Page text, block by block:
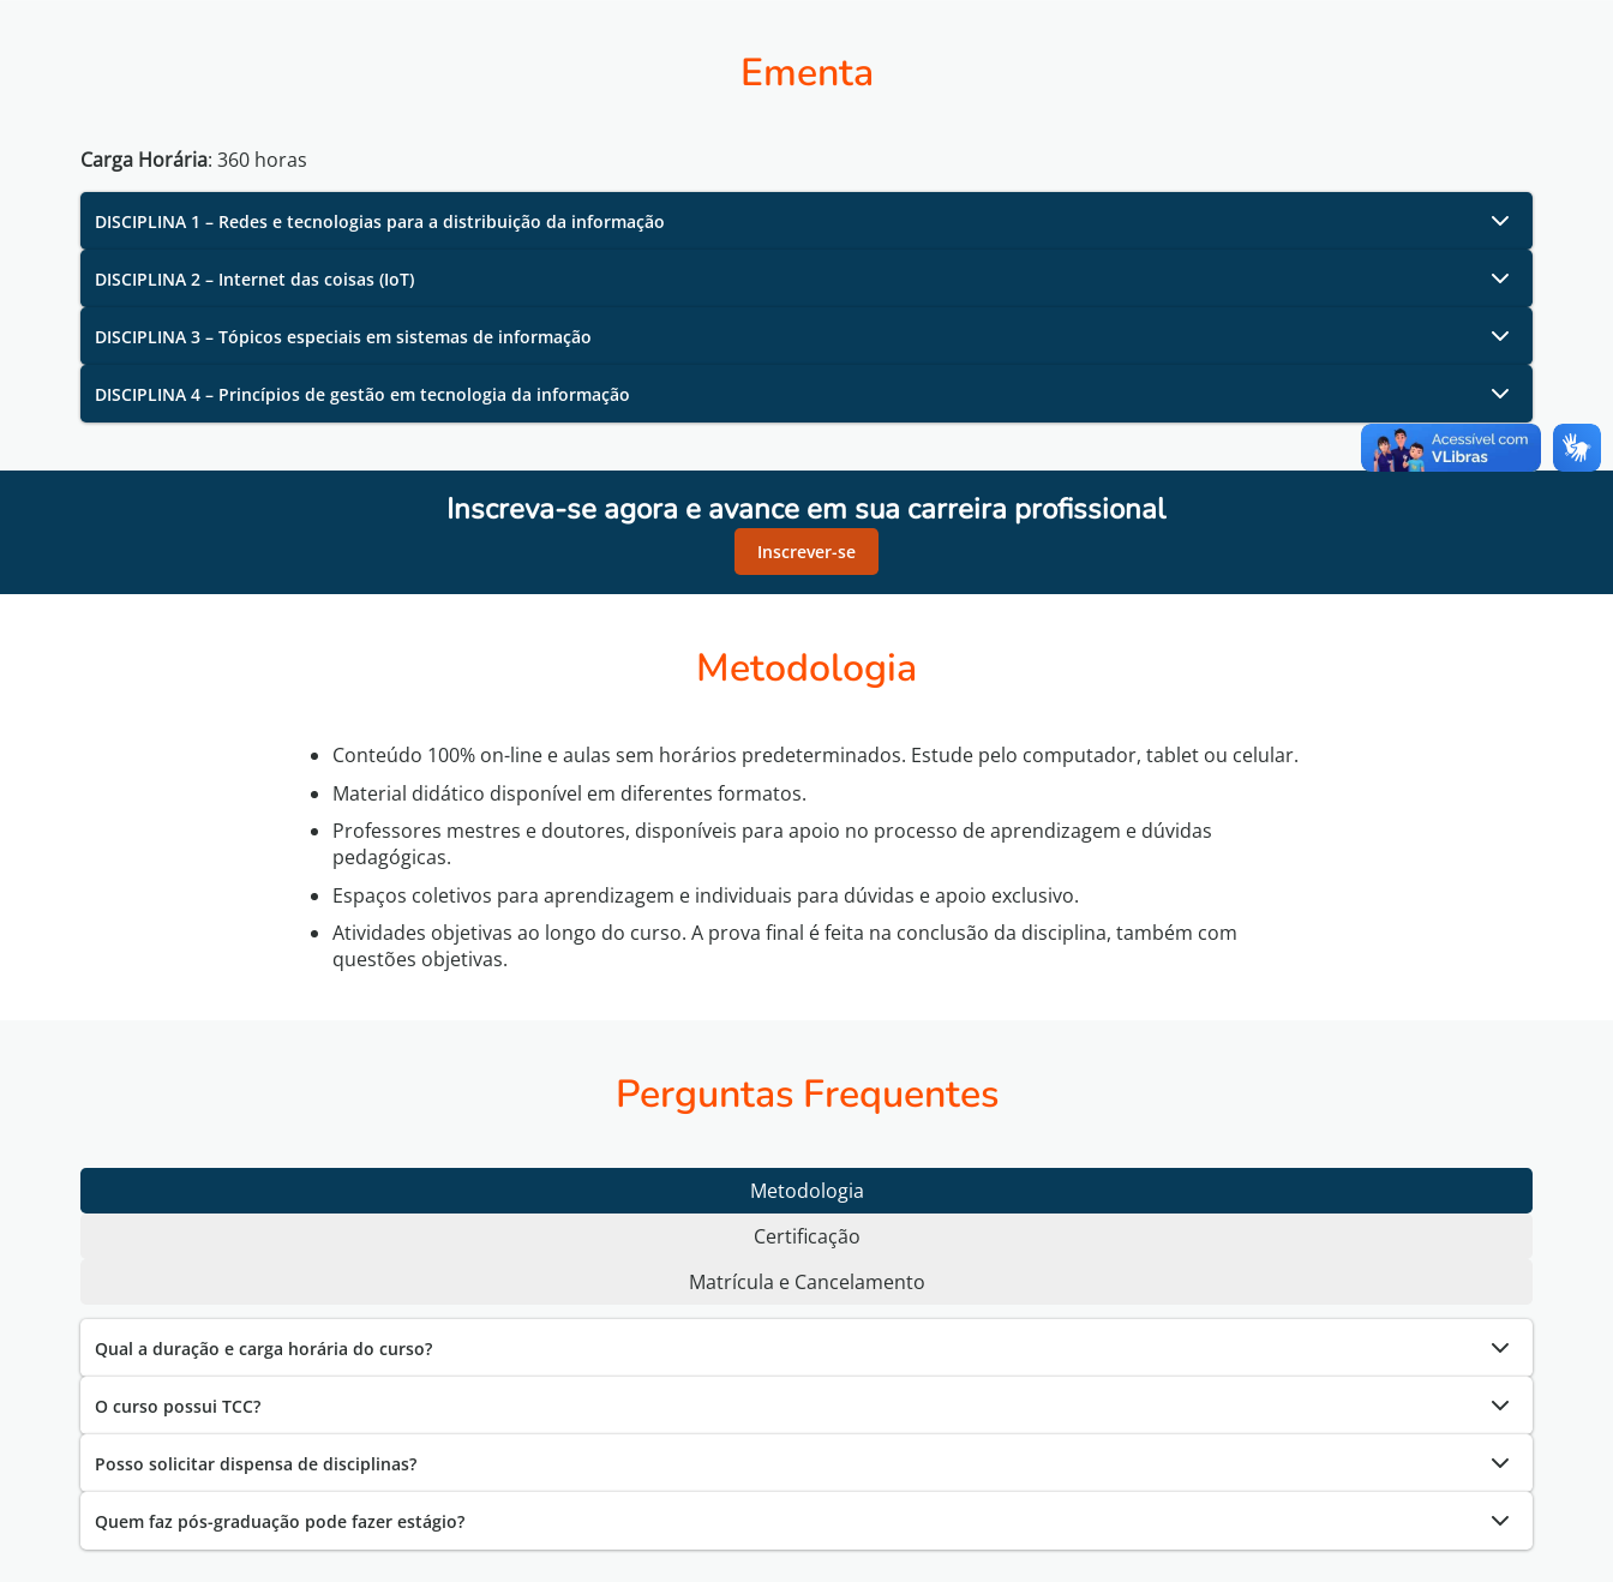
Ementa
Carga Horária:360 horas
DISCIPLINA 1 – Redes e tecnologias para a distribuição da informação
DISCIPLINA 2 – Internet das coisas (IoT)
DISCIPLINA 3 – Tópicos especiais em sistemas de informação
DISCIPLINA 4 – Princípios de gestão em tecnologia da informação
Inscreva-se agora e avance em sua carreira profissional
Inscrever-se
Metodologia
Conteúdo 100% on-line e aulas sem horários predeterminados. Estude pelo computador, tablet ou celular.
Material didático disponível em diferentes formatos.
Professores mestres e doutores, disponíveis para apoio no processo de aprendizagem e dúvidas
pedagógicas.
Espaços coletivos para aprendizagem e individuais para dúvidas e apoio exclusivo.
Atividades objetivas ao longo do curso. A prova final é feita na conclusão da disciplina, também com
questões objetivas.
Perguntas Frequentes
Metodologia
Certificação
Matrícula e Cancelamento
Qual a duração e carga horária do curso?
O curso possui TCC?
Posso solicitar dispensa de disciplinas?
Quem faz pós-graduação pode fazer estágio?